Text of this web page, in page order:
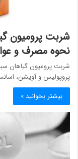
شربت پرومیون
نحوه مصرف و
پروپولیس و آویشن،
بیشتر بخوانید »